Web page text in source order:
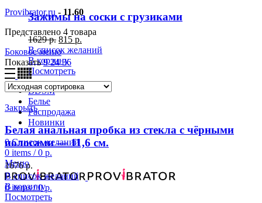
Зажимы на соски с грузиками
1629р. 815 р.
В список желаний
В корзину
Посмотреть
BDSM
Белье
Распродажа
Новинки
0Список желаний
0 items / 0 р.
Меню
0items / 0р.
Provibrator.ru - 11.60
Представлено 4 товара
Боковое меню
Показать92436
Закрыть
Белая анальная пробка из стекла с чёрными
полосами — 11,6 см.
1676р.
В список желаний
В корзину
Посмотреть